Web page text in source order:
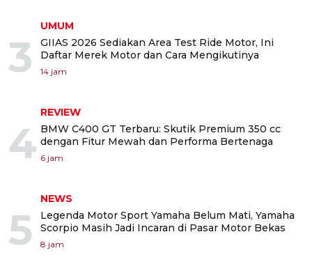
3
UMUM
GIIAS 2026 Sediakan Area Test Ride Motor, Ini
Daftar Merek Motor dan Cara Mengikutinya
14 jam
4
REVIEW
BMW C400 GT Terbaru: Skutik Premium 350 cc
dengan Fitur Mewah dan Performa Bertenaga
6 jam
5
NEWS
Legenda Motor Sport Yamaha Belum Mati, Yamaha
Scorpio Masih Jadi Incaran di Pasar Motor Bekas
8 jam